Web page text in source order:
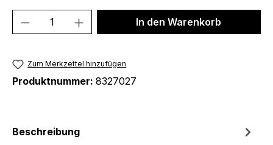
Produkt Anzahl: Gib denIn den Warenkorb
Zum Merkzettel hinzufügen
Produktnummer: 8327027
Beschreibung